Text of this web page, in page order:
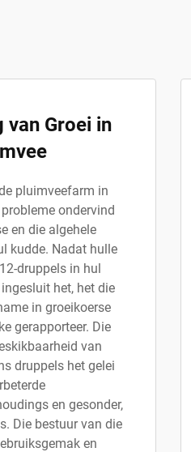
van Groei in
pluimveefarm in
ondervind
en die algehele
kudde. Nadat hulle
druppels in hul
het, het die
in groeikoerse
gerapporteer. Die
van
druppels het gelei
en gesonder,
Die bestuur van die
en